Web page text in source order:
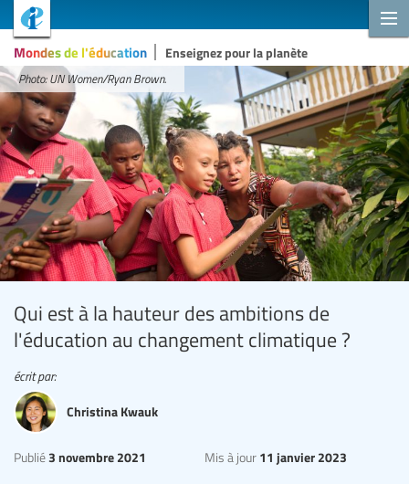
Mondes de l'éducation Enseignez pour la planète
Photo: UN Women/Ryan Brown.
Qui est à la hauteur des ambitions de
l'éducation au changement climatique ?
Publié 3 novembre 2021 Mis à jour 11 janvier 2023
écrit par:
Christina Kwauk